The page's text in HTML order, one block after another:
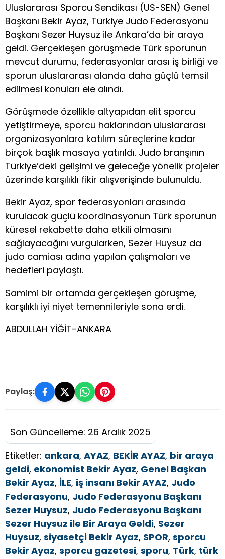
Uluslararası Sporcu Sendikası (US-SEN) Genel
Başkanı Bekir Ayaz, Türkiye Judo Federasyonu
Başkanı Sezer Huysuz ile Ankara’da bir araya
geldi. Gerçekleşen görüşmede Türk sporunun
mevcut durumu, federasyonlar arası iş birliği ve
sporun uluslararası alanda daha güçlü temsil
edilmesi konuları ele alındı.
Görüşmede özellikle altyapıdan elit sporcu
yetiştirmeye, sporcu haklarından uluslararası
organizasyonlara katılım süreçlerine kadar
birçok başlık masaya yatırıldı. Judo branşının
Türkiye’deki gelişimi ve geleceğe yönelik projeler
üzerinde karşılıklı fikir alışverişinde bulunuldu.
Bekir Ayaz, spor federasyonları arasında
kurulacak güçlü koordinasyonun Türk sporunun
küresel rekabette daha etkili olmasını
sağlayacağını vurgularken, Sezer Huysuz da
judo camiası adına yapılan çalışmaları ve
hedefleri paylaştı.
Samimi bir ortamda gerçekleşen görüşme,
karşılıklı iyi niyet temennileriyle sona erdi.
ABDULLAH YİĞİT-ANKARA
Paylaş:
Son Güncelleme: 26 Aralık 2025
Etiketler: ankara, AYAZ, BEKİR AYAZ, bir araya
geldi, ekonomist Bekir Ayaz, Genel Başkan
Bekir Ayaz, İLE, iş insanı Bekir AYAZ, Judo
Federasyonu, Judo Federasyonu Başkanı
Sezer Huysuz, Judo Federasyonu Başkanı
Sezer Huysuz ile Bir Araya Geldi, Sezer
Huysuz, siyasetçi Bekir Ayaz, SPOR, sporcu
Bekir Ayaz, sporcu gazetesi, sporu, Türk, türk